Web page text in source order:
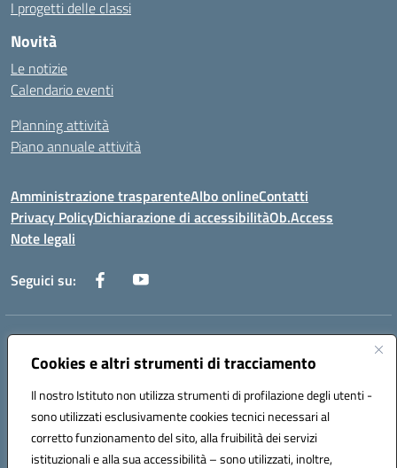
Cookies e altri strumenti di tracciamento
Il nostro Istituto non utilizza strumenti di profilazione degli utenti -
sono utilizzati esclusivamente cookies tecnici necessari al
corretto funzionamento del sito, alla fruibilità dei servizi
istituzionali e alla sua accessibilità – sono utilizzati, inoltre,
I progetti delle classi
Novità
Le notizie
Calendario eventi
Planning attività
Piano annuale attività
Amministrazione trasparenteAlbo onlineContatti
Privacy PolicyDichiarazione di accessibilitàOb.Access
Note legali
Seguici su:
Indirizzo:
Centralino:0733/815931 - 0733/784180
Posta elettronica certificata (PEC):MCIS00200P@pec.istruzione.it
Codice fiscale: 80006860433
Codice meccanografico: MCIS00200P